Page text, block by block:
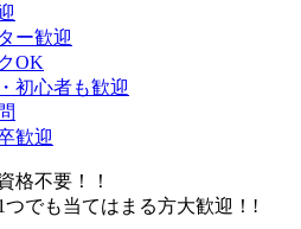
ー歓迎
OK
初心者も歓迎
歓迎
格不要！！
つでも当てはまる方大歓迎！!